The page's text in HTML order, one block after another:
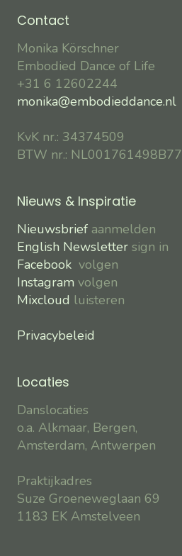
Contact
Monika Körschner
Embodied Dance of Life
+31 6 12602244
monika@embodieddance.nl
KvK nr.: 34374509
BTW nr.: NL001761498B77
Nieuws & Inspiratie
Nieuwsbrief aanmelden
English Newslettersign in
Facebook volgen
Instagram volgen
Mixcloud luisteren
Privacybeleid
Locaties
Danslocaties
o.a. Alkmaar, Bergen,
Amsterdam, Antwerpen
Praktijkadres
Suze Groeneweglaan 69
1183 EK Amstelveen